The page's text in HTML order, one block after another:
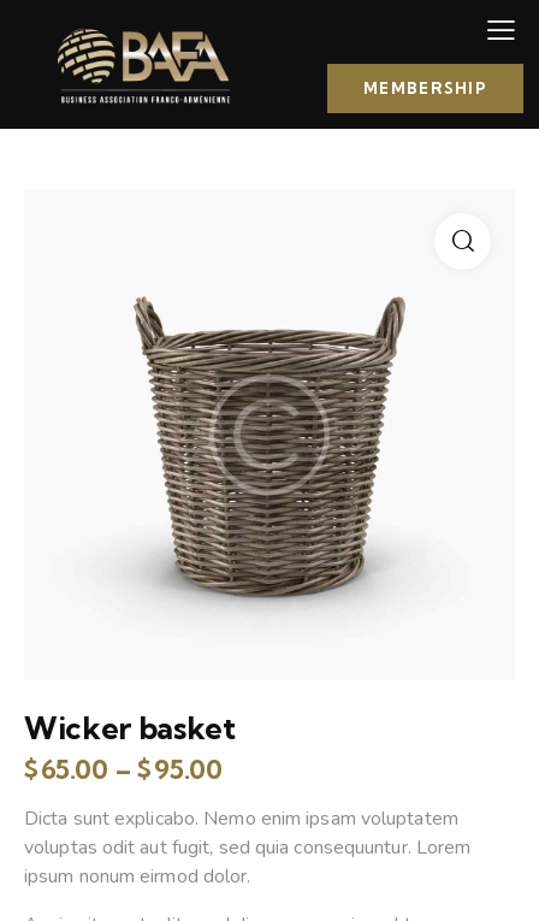
MEMBERSHIP
Wicker basket
$65.00 – $95.00
Dicta sunt explicabo. Nemo enim ipsam voluptatem
voluptas odit aut fugit, sed quia consequuntur. Lorem
ipsum nonum eirmod dolor.